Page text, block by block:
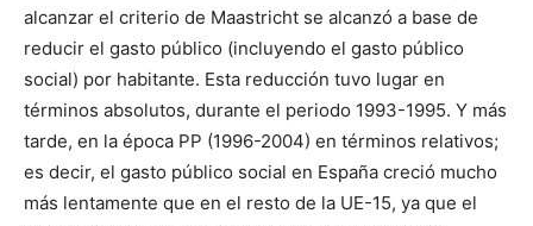
alcanzar el criterio de Maastricht se alcanzó a base de
reducir el gasto público (incluyendo el gasto público
social) por habitante. Esta reducción tuvo lugar en
términos absolutos, durante el periodo 1993-1995. Y más
tarde, en la época PP (1996-2004) en términos relativos;
es decir, el gasto público social en España creció mucho
más lentamente que en el resto de la UE-15, ya que el